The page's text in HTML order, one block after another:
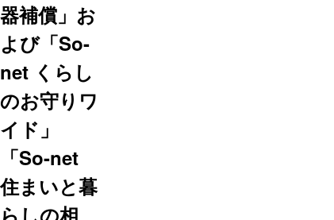
器補償」お
よび「So-
net くらし
のお守りワ
イド」
「So-net
住まいと暮
らしの相